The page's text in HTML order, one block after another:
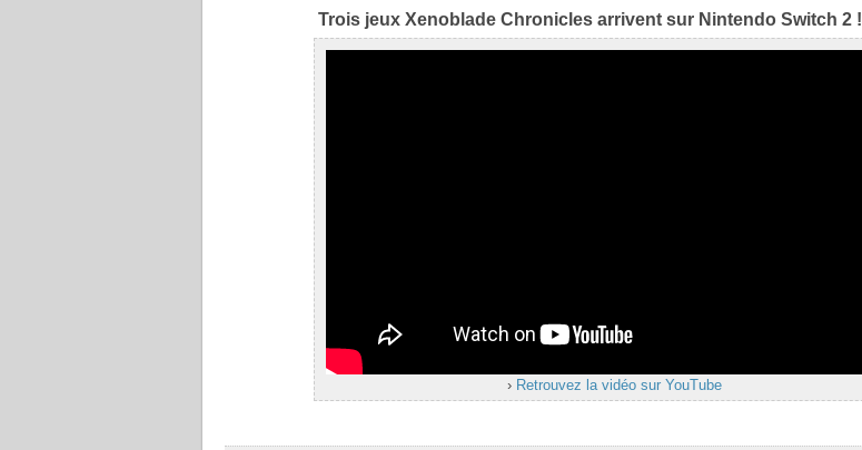
Trois jeux Xenoblade Chronicles arrivent sur Nintendo Switch 2 !
› Retrouvez la vidéo sur YouTube